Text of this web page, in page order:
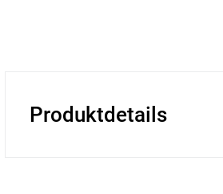
Produktdetails